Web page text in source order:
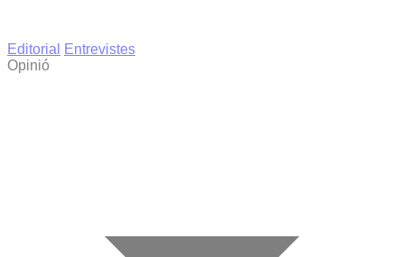
Editorial
Entrevistes
Opinió